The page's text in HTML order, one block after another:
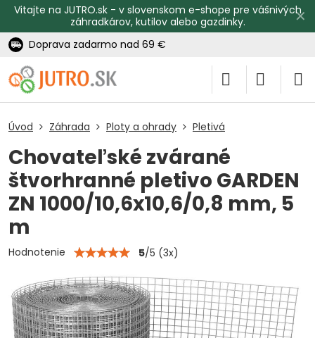
✕
Vitajte na JUTRO.sk - v slovenskom e-shope pre vášnivých
záhradkárov, kutilov alebo gazdinky.
Doprava zadarmo nad 69 €
Úvod Záhrada Ploty a ohrady Pletivá
Chovateľské zvárané
štvorhranné pletivo GARDEN
ZN 1000/10,6x10,6/0,8 mm, 5
m
Hodnotenie 5/5 (3x)